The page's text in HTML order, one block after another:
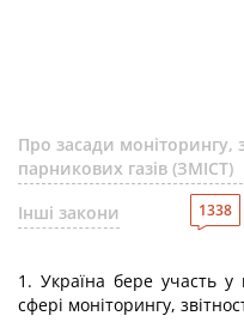
Про засади моніторингу,
парникових газів (ЗМІСТ)
Інші закони
1338
1. Україна бере участь у
сфері моніторингу,